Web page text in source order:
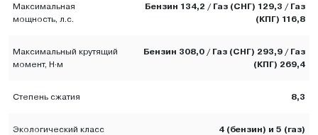
Максимальная
мощность, л.с.
Бензин 134,2 / Газ (СНГ) 129,3 / Газ
(КПГ) 116,8
Максимальный крутящий
момент, Н·м
Бензин 308,0 / Газ (СНГ) 293,9 / Газ
(КПГ) 269,4
Степень сжатия 8,3
Экологический класс 4 (бензин) и 5 (газ)